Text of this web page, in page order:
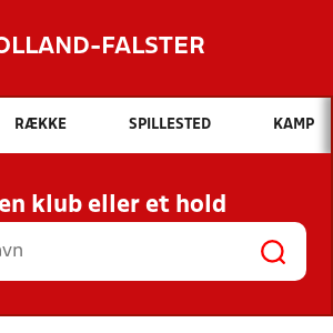
FALSTER
Hvad vil du søge efter?
INDHOLD OG NYHEDER
RESULTATER, KLUBBER OG
HOLD
RÆKKE SPILLESTED KAMP
klub eller et hold